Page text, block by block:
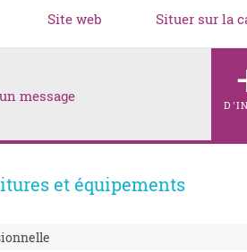
Site web Situer sur la
message
et équipements